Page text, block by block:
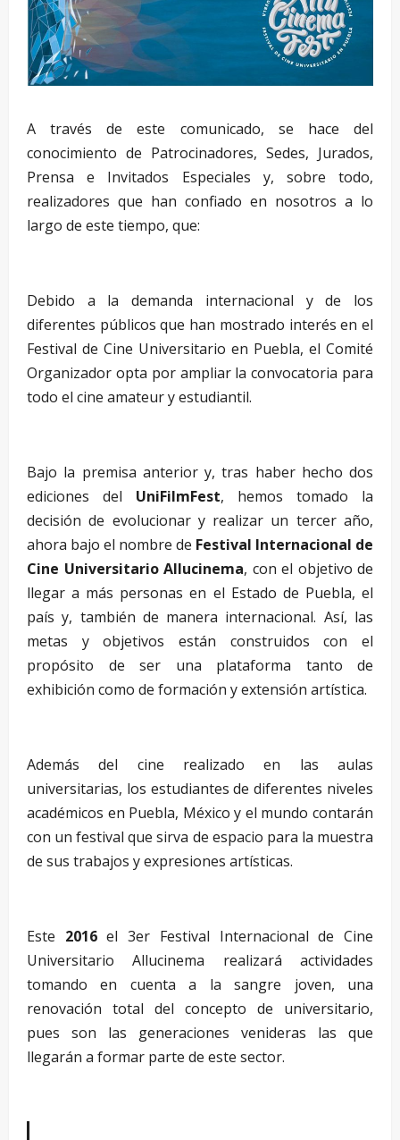
A través de este comunicado, se hace del
conocimiento de Patrocinadores, Sedes, Jurados,
Prensa e Invitados Especiales y, sobre todo,
realizadores que han confiado en nosotros a lo
largo de este tiempo, que:
Debido a la demanda internacional y de los
diferentes públicos que han mostrado interés en el
Festival de Cine Universitario en Puebla, el Comité
Organizador opta por ampliar la convocatoria para
todo el cine amateur y estudiantil.
Bajo la premisa anterior y, tras haber hecho dos
ediciones del UniFilmFest, hemos tomado la
decisión de evolucionar y realizar un tercer año,
ahora bajo el nombre de Festival Internacional de
Cine Universitario Allucinema, con el objetivo de
llegar a más personas en el Estado de Puebla, el
país y, también de manera internacional. Así, las
metas y objetivos están construidos con el
propósito de ser una plataforma tanto de
exhibición como de formación y extensión artística.
Además del cine realizado en las aulas
universitarias, los estudiantes de diferentes niveles
académicos en Puebla, México y el mundo contarán
con un festival que sirva de espacio para la muestra
de sus trabajos y expresiones artísticas.
Este 2016el 3er Festival Internacional de Cine
Universitario Allucinema realizará actividades
tomando en cuenta a la sangre joven, una
renovación total del concepto de universitario,
pues son las generaciones venideras las que
llegarán a formar parte de este sector.